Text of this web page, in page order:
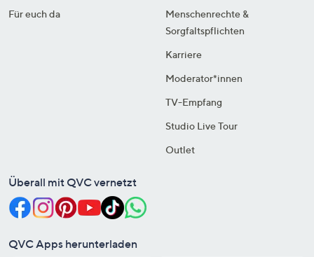
Für euch da
Menschenrechte &
Sorgfaltspflichten
Karriere
Moderator*innen
TV-Empfang
Studio Live Tour
Outlet
Überall mit QVC vernetzt
QVC Apps herunterladen